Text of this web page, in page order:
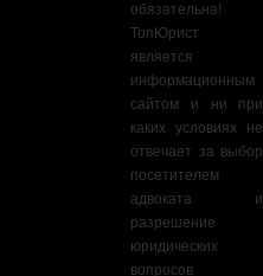
обязательна!
ТопЮрист
является
информационным
сайтом и ни при
каких условиях не
отвечает за выбор
посетителем
адвоката и
разрешение
юридических
вопросов